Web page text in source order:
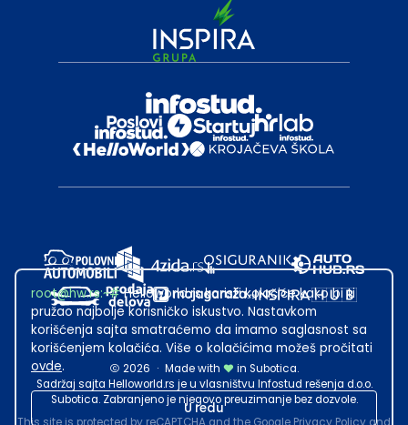
2026 · Made with
in Subotica.
Sadržaj sajta Helloworld.rs je u vlasništvu Infostud rešenja d.o.o.
Subotica. Zabranjeno je njegovo preuzimanje bez dozvole.
root@hw.rs:~#Helloworld.rs koristi kolačiće kako bi ti
pružao najbolje korisničko iskustvo. Nastavkom
korišćenja sajta smatraćemo da imamo saglasnost sa
korišćenjem kolačića. Više o kolačićima možeš pročitati
ovde.
U redu